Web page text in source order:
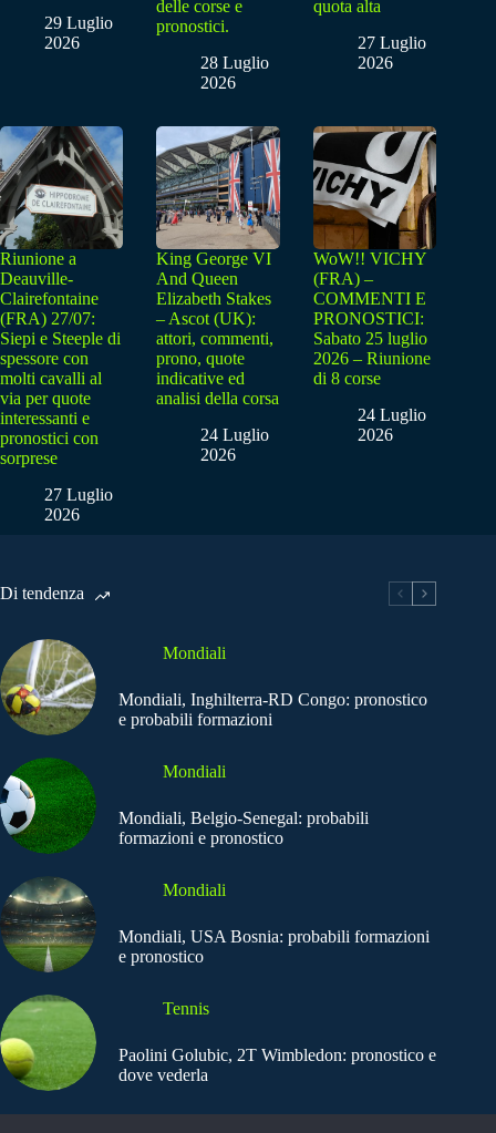
29 Luglio
2026
delle corse e
pronostici.
28 Luglio
2026
quota alta
27 Luglio
2026
Riunione a
Deauville-
Clairefontaine
(FRA) 27/07:
Siepi e Steeple di
spessore con
molti cavalli al
via per quote
interessanti e
pronostici con
sorprese
27 Luglio
2026
King George VI
And Queen
Elizabeth Stakes
– Ascot (UK):
attori, commenti,
prono, quote
indicative ed
analisi della corsa
24 Luglio
2026
WoW!! VICHY
(FRA) –
COMMENTI E
PRONOSTICI:
Sabato 25 luglio
2026 – Riunione
di 8 corse
24 Luglio
2026
Di tendenza
Mondiali
Mondiali, Inghilterra-RD Congo: pronostico
e probabili formazioni
Mondiali
Mondiali, Belgio-Senegal: probabili
formazioni e pronostico
Mondiali
Mondiali, USA Bosnia: probabili formazioni
e pronostico
Tennis
Paolini Golubic, 2T Wimbledon: pronostico e
dove vederla